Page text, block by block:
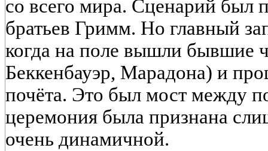
со всего мира. Сценарий был
братьев Гримм. Но главный
когда на поле вышли бывшие
Беккенбауэр, Марадона) и
почёта. Это был мост между
церемония была признана
очень динамичной.